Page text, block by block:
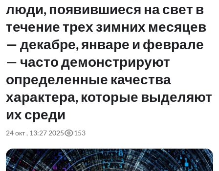
люди, появившиеся на свет в
течение трех зимних месяцев
— декабре, январе и феврале
— часто демонстрируют
определенные качества
характера, которые выделяют
их среди
24 окт , 13:27 2025 153